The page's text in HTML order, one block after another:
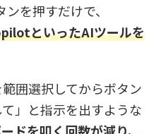
を押すだけで、
といったAIツールを
囲選択してからボタン
」と指示を出すような